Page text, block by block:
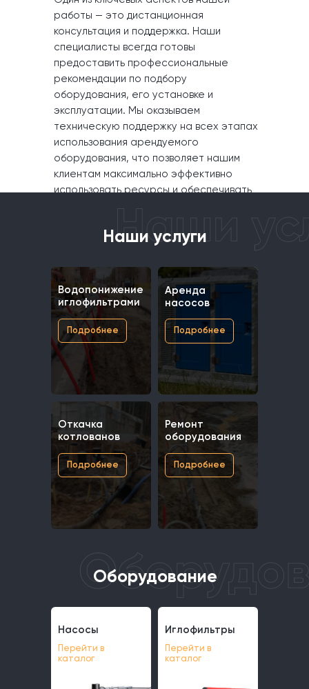
работы — это дистанционная
консультация и поддержка. Наши
специалисты всегда готовы
предоставить профессиональные
рекомендации по подбору
оборудования, его установке и
эксплуатации. Мы оказываем
техническую поддержку на всех этапах
использования арендуемого
оборудования, что позволяет нашим
клиентам максимально эффективно
использовать ресурсы и обеспечивать
Наши услуги
Аренда
насосов
Водопонижение
иглофильтрами
Ремонт
оборудования
Откачка
котлованов
Подробнее Подробнее
Подробнее Подробнее
Оборудование
Насосы
Перейти в
каталог
Перейти в
каталог
Иглофильтры
Иглофильтры